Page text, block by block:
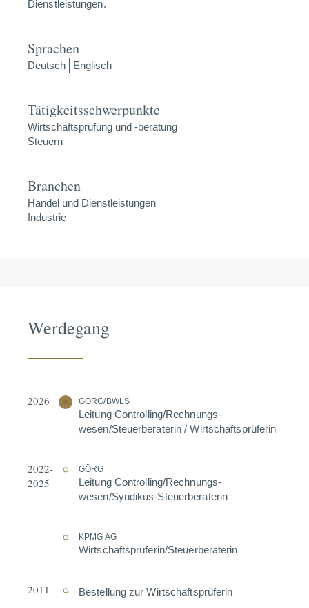
Dienstleistungen.
Sprachen
Deutsch Englisch
Tätigkeitsschwerpunkte
Wirtschaftsprüfung und -beratung
Steuern
Branchen
Handel und Dienstleistungen
Industrie
Werdegang
2026 GÖRG/BWLS
Leitung Controlling/Rechnungs­
wesen/Steuer­be­ra­terin / Wirtschafts­prü­ferin
2022-
2025
GÖRG
Leitung Controlling/Rechnungs­
wesen/Syndikus-Steuer­be­ra­terin
KPMG AG
Wirtschafts­prü­ferin/Steuer­be­ra­terin
2011 Bestellung zur Wirtschafts­prü­ferin